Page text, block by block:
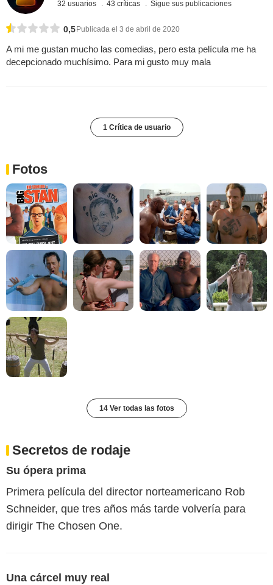
32 usuarios 43 críticas Sigue sus publicaciones
0,5Publicada el 3 de abril de 2020
A mi me gustan mucho las comedias, pero esta película me ha
decepcionado muchísimo. Para mi gusto muy mala
1 Crítica de usuario
Fotos
14 Ver todas las fotos
Secretos de rodaje
Su ópera prima
Primera película del director norteamericano Rob
Schneider, que tres años más tarde volvería para
dirigir The Chosen One.
Una cárcel muy real